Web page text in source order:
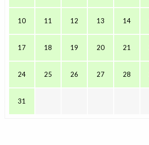
10 11 12 13 14
17 18 19 20 21
24 25 26 27 28
31